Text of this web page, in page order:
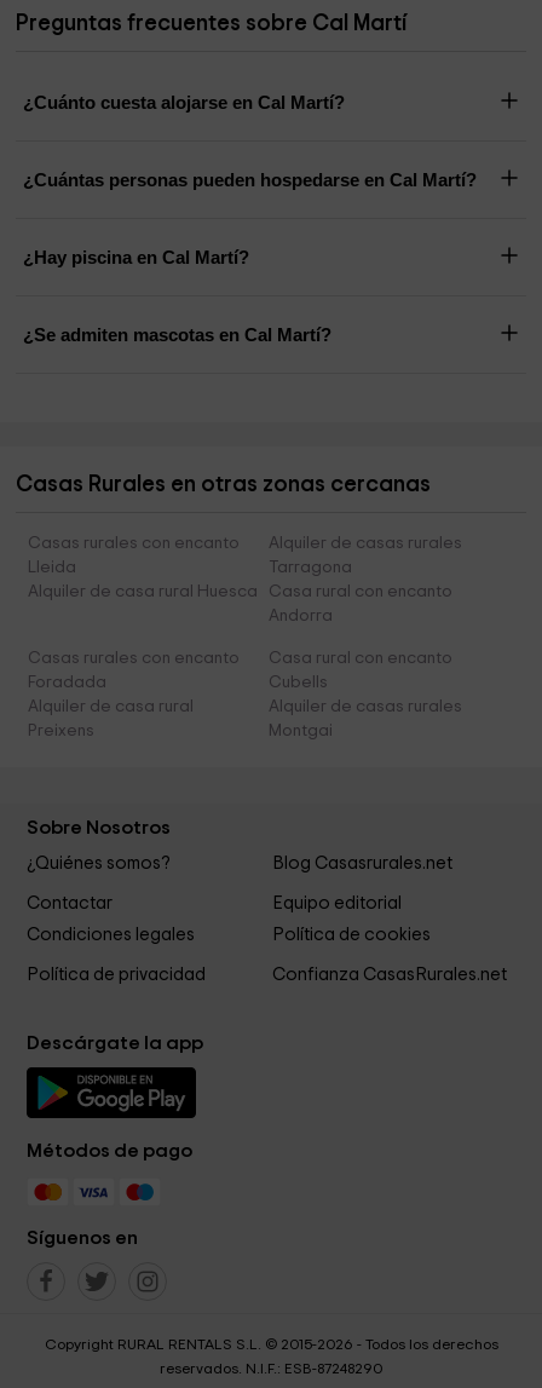
Preguntas frecuentes sobre Cal Martí
¿Cuánto cuesta alojarse en Cal Martí?
¿Cuántas personas pueden hospedarse en Cal Martí?
¿Hay piscina en Cal Martí?
¿Se admiten mascotas en Cal Martí?
Casas Rurales en otras zonas cercanas
Casas rurales con encanto
Lleida
Alquiler de casas rurales
Tarragona
Alquiler de casa rural Huesca
Casa rural con encanto
Andorra
Casas rurales con encanto
Foradada
Casa rural con encanto
Cubells
Alquiler de casa rural
Preixens
Alquiler de casas rurales
Montgai
Sobre Nosotros
¿Quiénes somos? Blog Casasrurales.net
Contactar
Equipo editorial
Condiciones legales
Política de cookies
Política de privacidad Confianza CasasRurales.net
Descárgate la app
Métodos de pago
Síguenos en
Copyright RURAL RENTALS S.L. © 2015-2026 - Todos los derechos
reservados. N.I.F.: ESB-87248290